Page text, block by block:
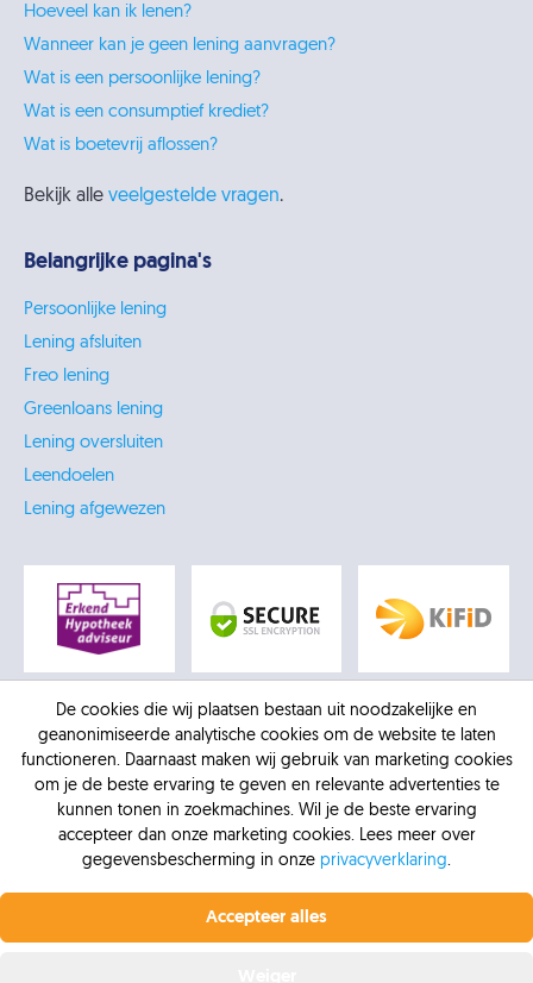
Hoeveel kan ik lenen?
Wanneer kan je geen lening aanvragen?
Wat is een persoonlijke lening?
Wat is een consumptief krediet?
Wat is boetevrij aflossen?
Bekijk alle veelgestelde vragen.
Belangrijke pagina's
Persoonlijke lening
Lening afsluiten
Freo lening
Greenloans lening
Lening oversluiten
Leendoelen
Lening afgewezen
© 2026 -
AFM: 12016770 -Kifid: 300.012307 -KVK:
30137218 -Privacybeleid
-Sitemap
De cookies die wij plaatsen bestaan uit noodzakelijke en
geanonimiseerde analytische cookies om de website te laten
functioneren. Daarnaast maken wij gebruik van marketing cookies
om je de beste ervaring te geven en relevante advertenties te
kunnen tonen in zoekmachines. Wil je de beste ervaring
accepteer dan onze marketing cookies. Lees meer over
gegevensbescherming in onze privacyverklaring.
Accepteer alles
Profiteer nu van de laagste rente.Vanaf 6,4% vaste
rente bij Krediet.nl